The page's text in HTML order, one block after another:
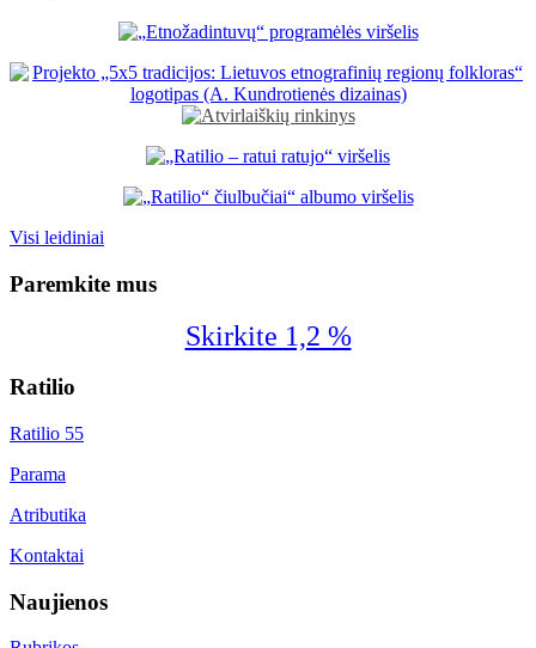
Visi leidiniai
Paremkite mus
Skirkite 1,2 %
Ratilio
Ratilio 55
Parama
Atributika
Kontaktai
Naujienos